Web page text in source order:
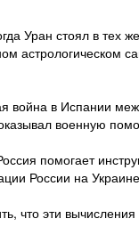
Уран стоял в тех
астрологическом
война в Испании
военную
помогает
России на
что эти